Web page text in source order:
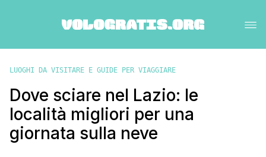
LUOGHI DA VISITARE E GUIDE PER VIAGGIARE
Dove sciare nel Lazio: le
località migliori per una
giornata sulla neve